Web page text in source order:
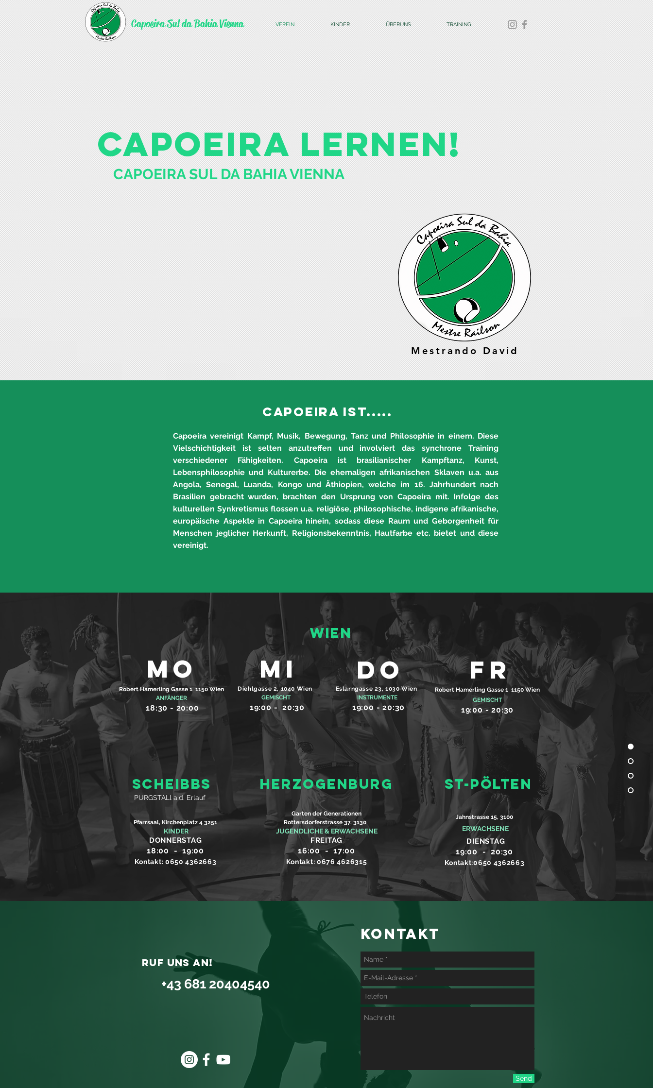
VEREIN KINDER ÜBERUNS TRAINING
Capoeira Sul da Bahia Vienna
CAPOEIRA LERNEN!
CAPOEIRA SUL DA BAHIA VIENNA
Mestrando David
CAPOEIRA IST.....
Capoeira vereinigt Kampf, Musik, Bewegung, Tanz und Philosophie in einem. Diese
Vielschichtigkeit ist selten anzutreffen und involviert das synchrone Training
verschiedener Fähigkeiten. Capoeira ist brasilianischer Kampftanz, Kunst,
Lebensphilosophie und Kulturerbe. Die ehemaligen afrikanischen Sklaven u.a. aus
Angola, Senegal, Luanda, Kongo und Äthiopien, welche im 16. Jahrhundert nach
Brasilien gebracht wurden, brachten den Ursprung von Capoeira mit. Infolge des
kulturellen Synkretismus flossen u.a. religiöse, philosophische, indigene afrikanische,
europäische Aspekte in Capoeira hinein, sodass diese Raum und Geborgenheit für
Menschen jeglicher Herkunft, Religionsbekenntnis, Hautfarbe etc. bietet und diese
vereinigt.
#suldabahiavienna
WIEN
Mo
Robert Hamerling Gasse 1 1150 Wien
ANFÄNGER
18:30 - 20:00
MI
Diehlgasse 2, 1040 Wien
GEMISCHT
19:00 - 20:30
DO
Eslarngasse 23, 1030 Wien
INSTRUMENTE
19:00 - 20:30
FR
Robert Hamerling Gasse 1 1150 Wien
GEMISCHT
19:00 - 20:30
scheibbs HERZOGENBURG St-Pölten
PURGSTALl a.d. Erlauf
Pfarrsaal, Kirchenplatz 4 3251
KINDER
DONNERSTAG
18:00 - 19:00
Kontakt: 0650 4362663
Garten der Generationen
Rottersdorferstrasse 37, 3130
JUGENDLICHE & ERWACHSENE
FREITAG
16:00 - 17:00
Kontakt: 0676 4626315
Jahnstrasse 15, 3100
ERWACHSENE
DIENSTAG
19:00 - 20:30
Kontakt:0650 4362663
KONTAKT
ruf uns an!
+43 681 20404540
Send